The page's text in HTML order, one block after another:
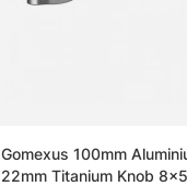
Gomexus 100mm
22mm Titanium Knob